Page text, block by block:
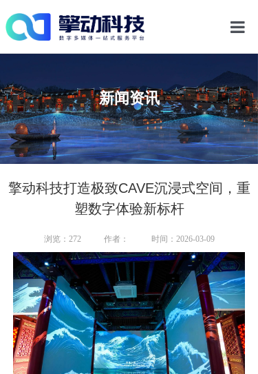
首页
光影物
多媒体
数字内容
新闻资讯
关于我们
新闻资讯
擎动科技打造极致CAVE沉浸式空间，重
塑数字体验新标杆
浏览： 272 作者： 时间：2026-03-09